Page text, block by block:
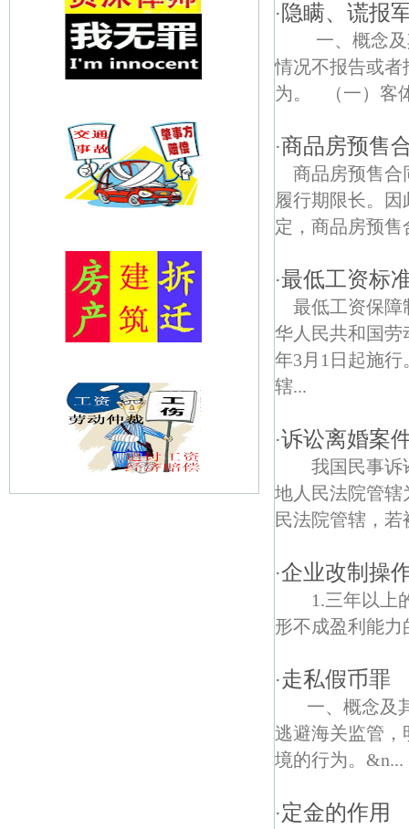
· 隐瞒、谎报
一、概念及
情况不报告或者
为。 （一）客
·商品房预售
商品房预售合
履行期限长。
定，商品房预
·最低工资标
最低工资保障
华人民共和国劳
年3月1日起施
辖...
·诉讼离婚案
我国民事诉
地人民法院管
民法院管辖，若
·企业改制操
1.三年以
形不成盈利能
·走私假币罪
一、概念及
逃避海关监管，
境的行为。&n...
·定金的作用